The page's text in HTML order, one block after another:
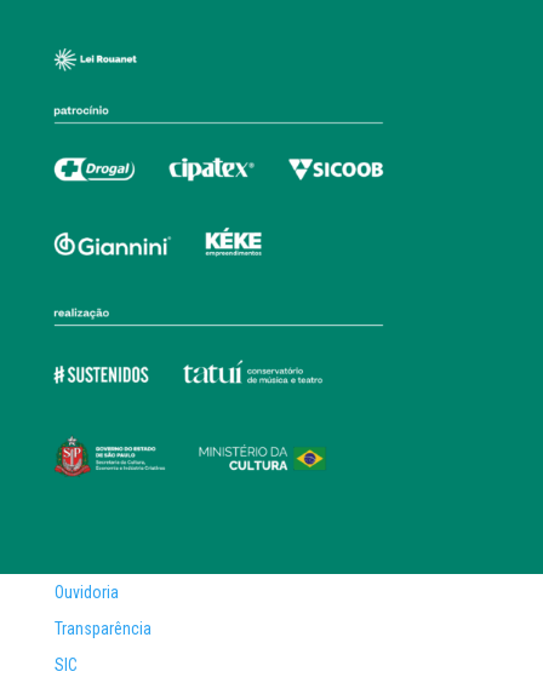
Ouvidoria
Transparência
SIC